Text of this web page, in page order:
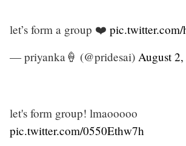
let’s form a group ❤️
— priyanka🍦 (@pridesai) August
let's form group! lmaooooo
pic.twitter.com/0550Ethw7h